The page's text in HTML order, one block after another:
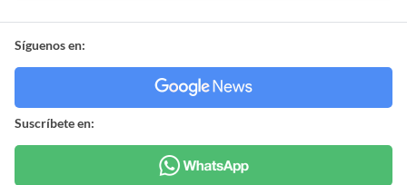
Síguenos en:
Suscríbete en: